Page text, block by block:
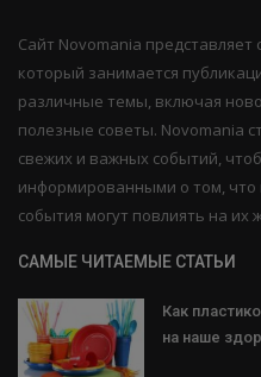
Сайт Novomania
который занимается
различные темы, включая
полезные советы. Novomania
свежих и важных событий,
информированными о том, что
события могут повлиять на их
САМЫЕ ЧИТАЕМЫЕ СТАТЬИ
Как
на наше